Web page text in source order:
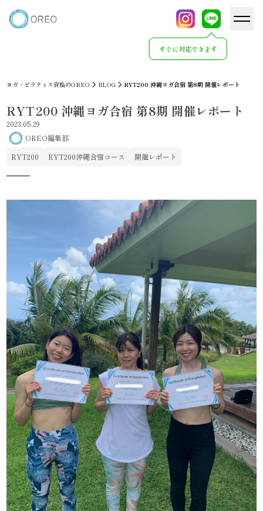
すぐに対応できます
ヨガ・ピラティス資格のOREO BLOG RYT200 沖縄ヨガ合宿 第8期 開催レポート
RYT200 沖縄ヨガ合宿 第8期 開催レポート
2023.05.29
OREO編集部
RYT200
RYT200沖縄合宿コース 開催レポート